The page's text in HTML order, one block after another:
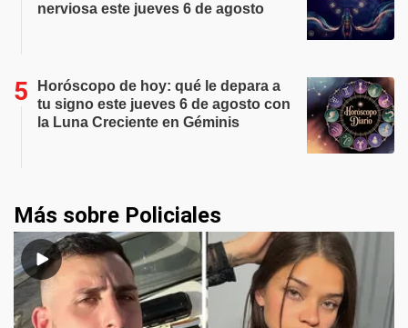
nerviosa este jueves 6 de agosto
Horóscopo de hoy: qué le depara a
tu signo este jueves 6 de agosto con
la Luna Creciente en Géminis
Más sobre Policiales